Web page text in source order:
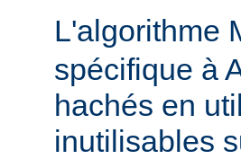
L'algorithme
spécifique à
hachés en
inutilisables